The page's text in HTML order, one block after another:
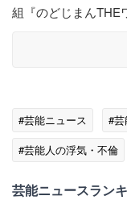
組『のどじまんTHE
#芸能ニュース #
#芸能人の浮気・不倫
芸能ニュースラン